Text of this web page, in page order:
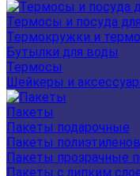
Термосы и посуда
Термокружки и
Бутылки для воды
Термосы
Шейкеры и
Пакеты
Пакеты подарочные
Пакеты
Пакеты прозрачные
Пакеты с липким